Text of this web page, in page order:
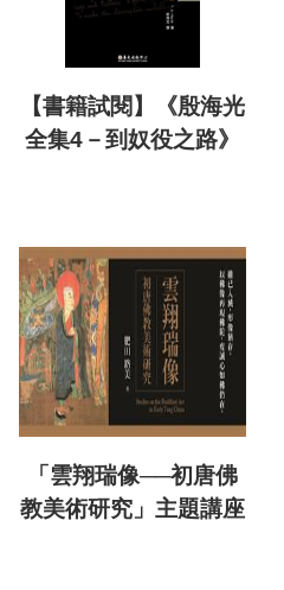
【書籍試閱】《殷海光
全集4－到奴役之路》
「雲翔瑞像──初唐佛
教美術研究」主題講座